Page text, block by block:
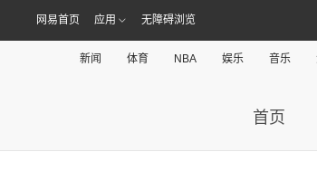
网易首页 应用 无障碍浏览
新闻 体育 NBA 娱乐 音乐
首页